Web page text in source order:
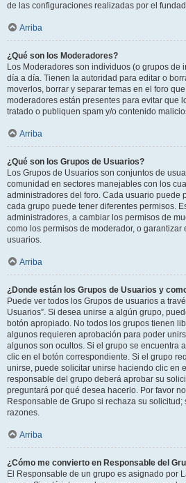
de las configuraciones realizadas por el
Arriba
¿Qué son los Moderadores?
Los Moderadores son individuos (o grupos de
día a día. Tienen la autoridad para editar o
moverlos, borrar y separar temas en el foro
moderadores están presentes para evitar que
tratado o publiquen spam y/o contenido
Arriba
¿Qué son los Grupos de Usuarios?
Los Grupos de Usuarios son conjuntos de
comunidad en sectores manejables con los
administradores del foro. Cada usuario puede
cada grupo puede tener diferentes permisos.
administradores, a cambiar los permisos de
como los permisos de moderador, o
usuarios.
Arriba
¿Donde están los Grupos de Usuarios y
Puede ver todos los Grupos de usuarios a
Usuarios”. Si desea unirse a algún grupo,
botón apropiado. No todos los grupos tienen
algunos requieren aprobación para poder
algunos son ocultos. Si el grupo se encuentra
clic en el botón correspondiente. Si el grupo
unirse, puede solicitar unirse haciendo clic en
responsable del grupo deberá aprobar su
preguntará por qué desea hacerlo. Por favor
Responsable de Grupo si rechaza su
razones.
Arriba
¿Cómo me convierto en Responsable del
El Responsable de un grupo es asignado por